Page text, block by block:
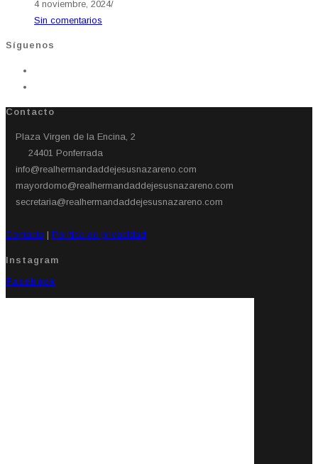
4 noviembre, 2024/
Sin comentarios
Síguenos
Contacto
Plaza Virgen de la Encina, 2
24401 Ponferrada​
info@realhermandaddejesusnazareno.com
mayordomo@realhermandaddejesusnazareno.com
secretaria@realhermandaddejesusnazareno.com
Contacto | Política de privacidad
Instagram
Facebook